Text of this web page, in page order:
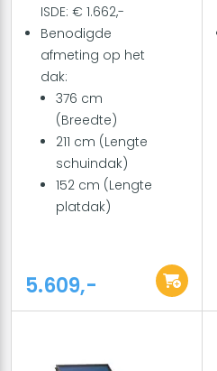
ISDE: € 1.662,-
Benodigde
afmeting op het
dak:
376 cm
(Breedte)
211 cm (Lengte
schuindak)
152 cm (Lengte
platdak)
5.609,-